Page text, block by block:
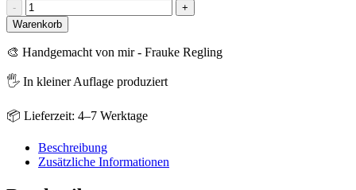
-
Augen
zu
und
wünsch
was
+
Warenkorb
🎨 Handgemacht von mir - Frauke Regling
🖐️ In kleiner Auflage produziert
📦 Lieferzeit: 4–7 Werktage
Beschreibung
Zusätzliche Informationen